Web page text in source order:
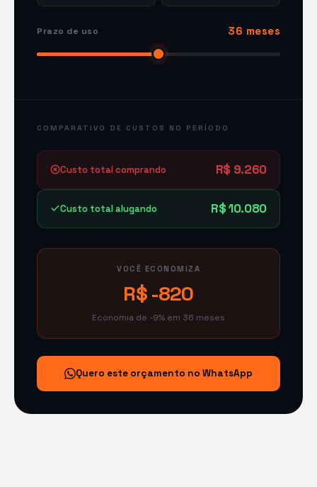
Prazo de uso 36 meses
COMPARATIVO DE CUSTOS NO PERÍODO
Custo total comprando R$ 9.260
Custo total alugando R$ 10.080
VOCÊ ECONOMIZA
R$ -820
Economia de -9% em 36 meses
Quero este orçamento no WhatsApp